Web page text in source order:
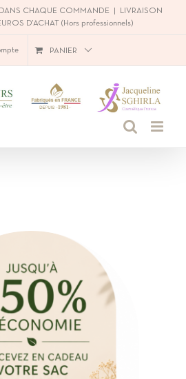
CHAQUE COMMANDE
LIVRAISON
D'ACHAT (Hors professionnels)
PANIER